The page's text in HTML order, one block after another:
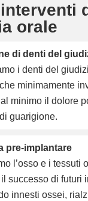
orale
di denti del
i denti del
minimamente
minimo il dolore
guarigione.
pre-implantare
l’osso e i tessuti
successo di futuri
innesti ossei,